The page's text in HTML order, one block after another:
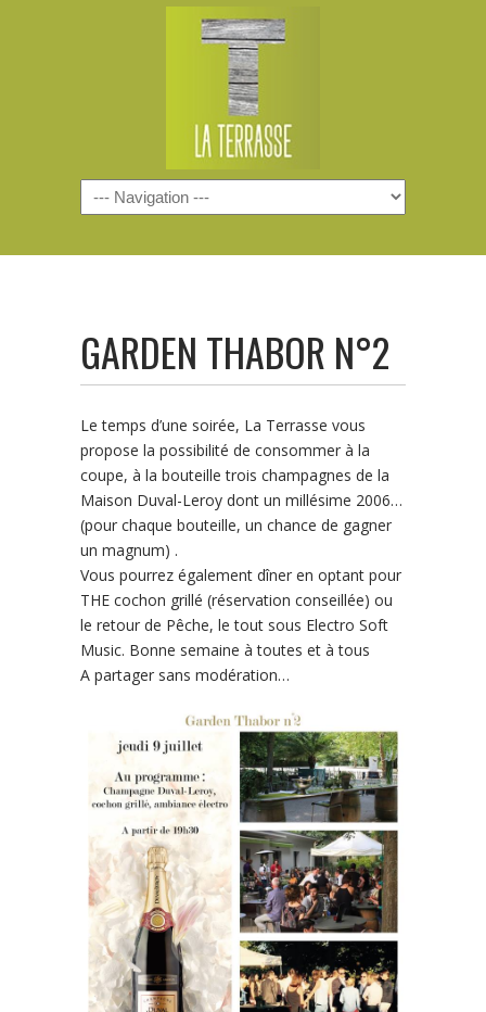
Navigation
GARDEN THABOR N°2
Le temps d’une soirée, La Terrasse vous
propose la possibilité de consommer à la
coupe, à la bouteille trois champagnes de la
Maison Duval-Leroy dont un millésime 2006…
(pour chaque bouteille, un chance de gagner
un magnum) .
Vous pourrez également dîner en optant pour
THE cochon grillé (réservation conseillée) ou
le retour de Pêche, le tout sous Electro Soft
Music. Bonne semaine à toutes et à tous
A partager sans modération…